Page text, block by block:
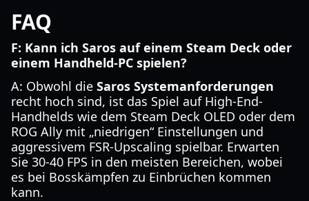
FAQ
F: Kann ich Saros auf einem Steam Deck oder
einem Handheld-PC spielen?
A: Obwohl die Saros Systemanforderungen
recht hoch sind, ist das Spiel auf High-End-
Handhelds wie dem Steam Deck OLED oder dem
ROG Ally mit „niedrigen“ Einstellungen und
aggressivem FSR-Upscaling spielbar. Erwarten
Sie 30-40 FPS in den meisten Bereichen, wobei
es bei Bosskämpfen zu Einbrüchen kommen
kann.